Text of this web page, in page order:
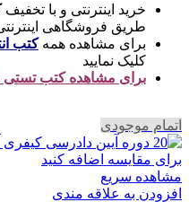
خرید اینترنتی و با تخفیف
طریق فروشگاهی
برای مشاهده همهکتب
کلیک نمایید
برای مشاهده کتب تستی
اتمام موجودی
برای مقایسه اضافه کنید
مشاهده سریع
افزودن به علاقه مندی